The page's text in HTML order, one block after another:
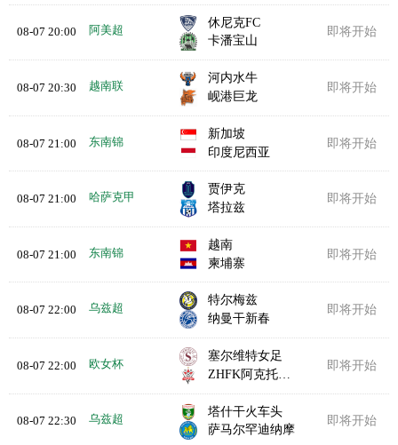
08-07 20:00 阿美超
休尼克FC
卡潘宝山
即将开始
08-07 20:30 越南联
河内水牛
岘港巨龙
即将开始
08-07 21:00 东南锦
新加坡
印度尼西亚
即将开始
08-07 21:00 哈萨克甲
贾伊克
塔拉兹
即将开始
08-07 21:00 东南锦
越南
柬埔寨
即将开始
08-07 22:00 乌兹超
特尔梅兹
纳曼干新春
即将开始
08-07 22:00 欧女杯
塞尔维特女足
ZHFK阿克托比女足
即将开始
08-07 22:30 乌兹超
塔什干火车头
萨马尔罕迪纳摩
即将开始